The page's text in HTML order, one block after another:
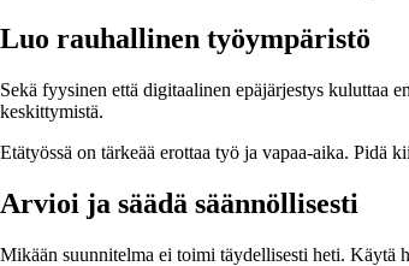
Luo rauhallinen työympäristö
Sekä fyysinen että digitaalinen epäjärjestys kuluttaa
keskittymistä.
Etätyössä on tärkeää erottaa työ ja vapaa-aika. Pidä
Arvioi ja säädä säännöllisesti
Mikään suunnitelma ei toimi täydellisesti heti. Käytä